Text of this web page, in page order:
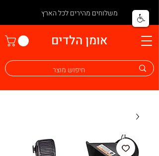
משלוחים מהירים לכל הארץ
אומן הלדים